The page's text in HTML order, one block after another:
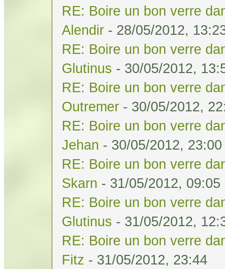
RE: Boire un bon verre
Alendir - 28/05/2012,
RE: Boire un bon verre
Glutinus - 30/05/2012,
RE: Boire un bon verre
Outremer - 30/05/2012,
RE: Boire un bon verre
Jehan - 30/05/2012, 23:00
RE: Boire un bon verre
Skarn - 31/05/2012, 09:05
RE: Boire un bon verre
Glutinus - 31/05/2012,
RE: Boire un bon verre
Fitz - 31/05/2012, 23:44